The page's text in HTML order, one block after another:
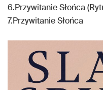
6.Przywitanie Słońca
7.Przywitanie Słońca